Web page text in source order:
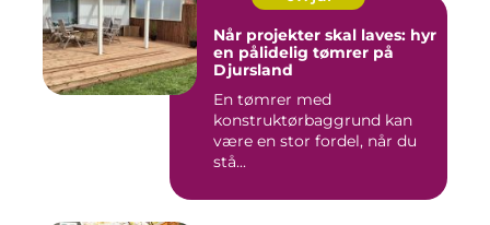
Når projekter skal laves: hyr
en pålidelig tømrer på
Djursland
En tømrer med
konstruktørbaggrund kan
være en stor fordel, når du
stå...